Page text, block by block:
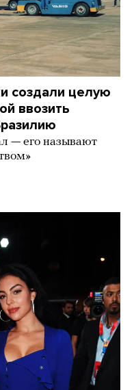
создали целую
ввозить
— его называют